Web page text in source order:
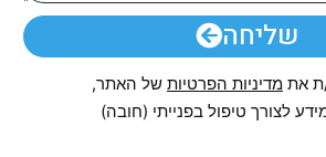
שליחה
ת את מדיניות הפרטיות של האתר,
לצורך טיפול בפנייתי (חובה)